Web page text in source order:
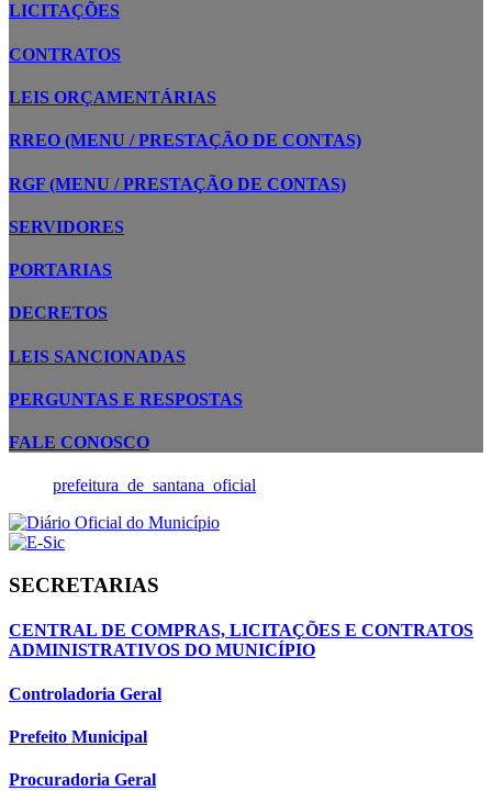
LICITAÇÕES
CONTRATOS
LEIS ORÇAMENTÁRIAS
RREO (MENU / PRESTAÇÃO DE CONTAS)
RGF (MENU / PRESTAÇÃO DE CONTAS)
SERVIDORES
PORTARIAS
DECRETOS
LEIS SANCIONADAS
PERGUNTAS E RESPOSTAS
FALE CONOSCO
prefeitura_de_santana_oficial
SECRETARIAS
CENTRAL DE COMPRAS, LICITAÇÕES E CONTRATOS
ADMINISTRATIVOS DO MUNICÍPIO
Controladoria Geral
Prefeito Municipal
Procuradoria Geral